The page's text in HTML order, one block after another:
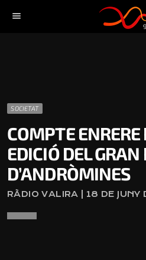
menu
SOCIETAT
COMPTE ENRERE
EDICIÓ DEL
D’ANDRÒMINES
RÀDIO VALIRA | 18 DE